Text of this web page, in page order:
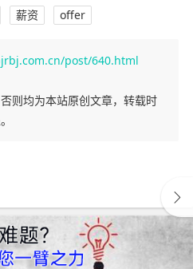
薪资 offer
post/640.html
则均为本站原创文章，转载时